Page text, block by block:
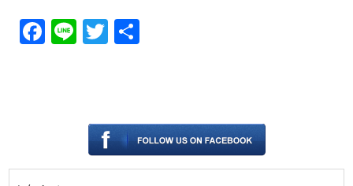
Facebook
LineTwitter